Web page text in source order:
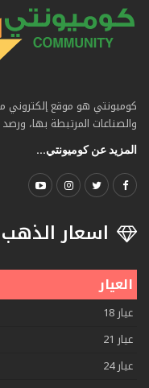
كوميونتي هو موقع إلكتروني
والصناعات المرتبطة بها،
المزيد عن كوميونتي...
اسعار
العيار
عيار 18
عيار 21
عيار 24